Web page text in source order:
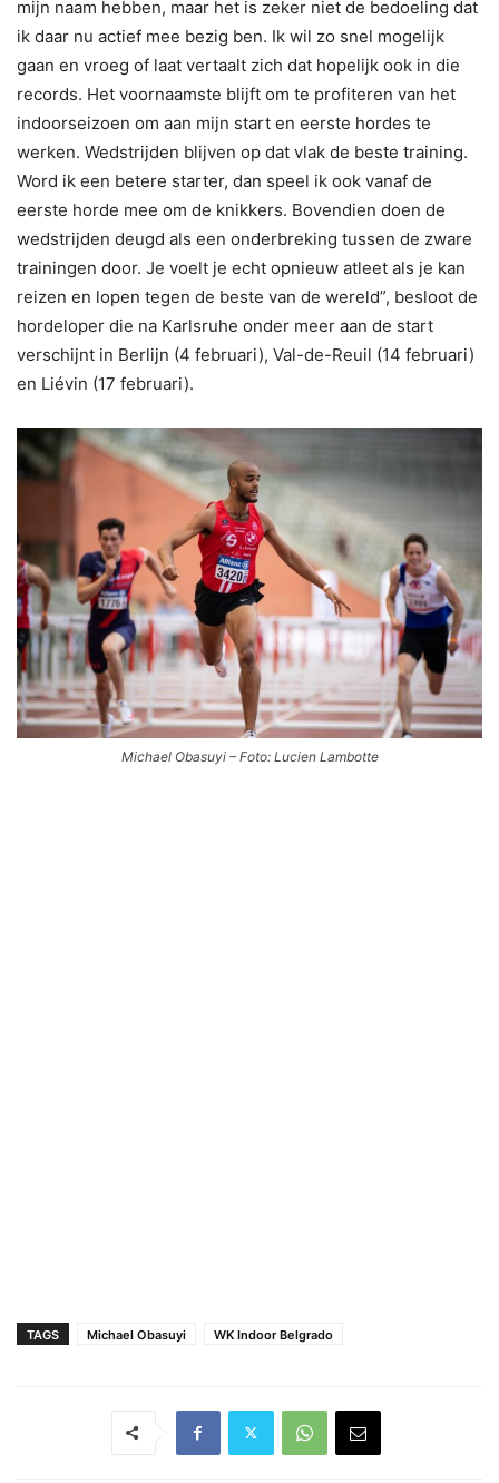
mijn naam hebben, maar het is zeker niet de bedoeling dat
ik daar nu actief mee bezig ben. Ik wil zo snel mogelijk
gaan en vroeg of laat vertaalt zich dat hopelijk ook in die
records. Het voornaamste blijft om te profiteren van het
indoorseizoen om aan mijn start en eerste hordes te
werken. Wedstrijden blijven op dat vlak de beste training.
Word ik een betere starter, dan speel ik ook vanaf de
eerste horde mee om de knikkers. Bovendien doen de
wedstrijden deugd als een onderbreking tussen de zware
trainingen door. Je voelt je echt opnieuw atleet als je kan
reizen en lopen tegen de beste van de wereld”, besloot de
hordeloper die na Karlsruhe onder meer aan de start
verschijnt in Berlijn (4 februari), Val-de-Reuil (14 februari)
en Liévin (17 februari).
Michael Obasuyi – Foto: Lucien Lambotte
TAGS Michael Obasuyi WK Indoor Belgrado